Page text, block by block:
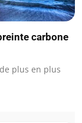
carbone
plus en plus